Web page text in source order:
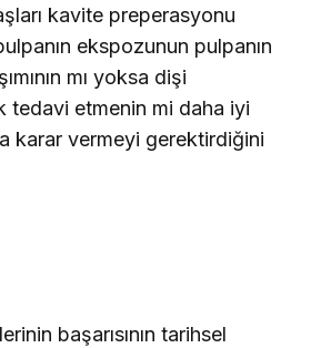
kavite preperasyonu
ekspozunun pulpanın
mı yoksa dişi
tedavi etmenin mi daha iyi
karar vermeyi gerektirdiğini 
başarısının tarihsel